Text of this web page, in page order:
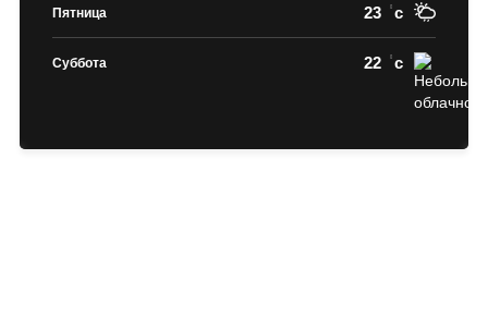
Пятница 23 c
Суббота 22 c